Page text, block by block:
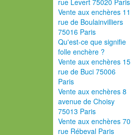
rue Levert 75020 Paris
Vente aux enchères 11
rue de Boulainvilliers
75016 Paris
Qu'est-ce que signifie
folle enchère ?
Vente aux enchères 15
rue de Buci 75006
Paris
Vente aux enchères 8
avenue de Choisy
75013 Paris
Vente aux enchères 70
rue Rébeval Paris